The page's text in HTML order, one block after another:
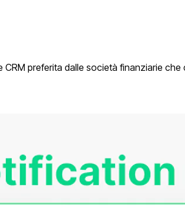
CRM preferita dalle società finanziarie